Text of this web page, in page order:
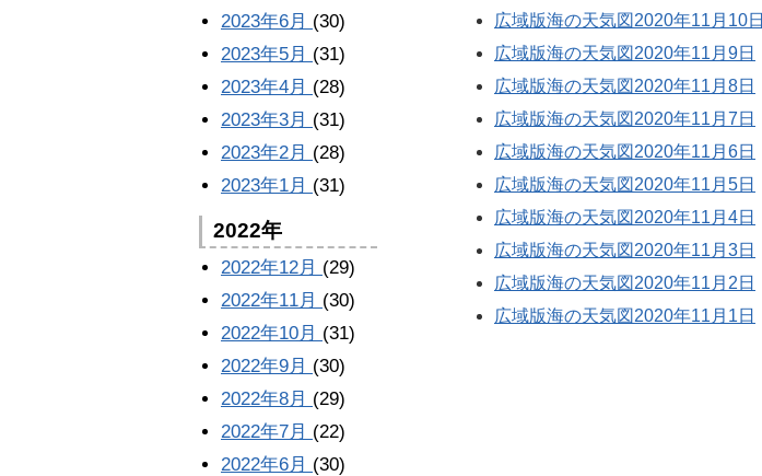
広域版海の天気図2020年11月10日
広域版海の天気図2020年11月9日
広域版海の天気図2020年11月8日
広域版海の天気図2020年11月7日
広域版海の天気図2020年11月6日
広域版海の天気図2020年11月5日
広域版海の天気図2020年11月4日
広域版海の天気図2020年11月3日
広域版海の天気図2020年11月2日
広域版海の天気図2020年11月1日
2023年6月 (30)
2023年5月 (31)
2023年4月 (28)
2023年3月 (31)
2023年2月 (28)
2023年1月 (31)
2022年
2022年12月 (29)
2022年11月 (30)
2022年10月 (31)
2022年9月 (30)
2022年8月 (29)
2022年7月 (22)
2022年6月 (30)